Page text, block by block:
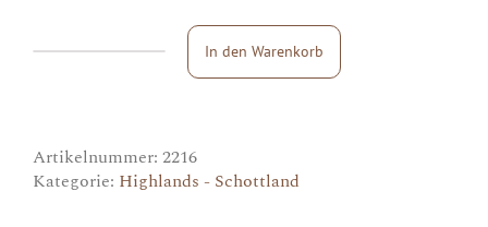
In den Warenkorb
Artikelnummer: 2216
Kategorie: Highlands - Schottland